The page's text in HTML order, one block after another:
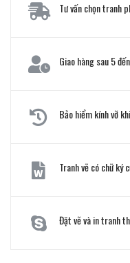
Tư vấn chọn tranh
Giao hàng sau 5
Bảo hiểm kính vỡ
Tranh vẽ có chữ ký
Đặt vẽ và in tranh